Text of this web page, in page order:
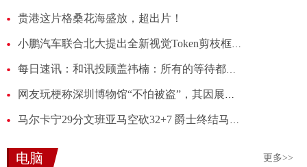
贵港这片格桑花海盛放，超出片！
小鹏汽车联合北大提出全新视觉Token剪枝框架 头条
每日速讯：和讯投顾盖祎楠：所有的等待都有回响，26年起飞正当时
网友玩梗称深圳博物馆“不怕被盗”，其因展品接地气而出圈
马尔卡宁29分文班亚马空砍32+7 爵士终结马刺8连胜_讯息
电脑 更多>>